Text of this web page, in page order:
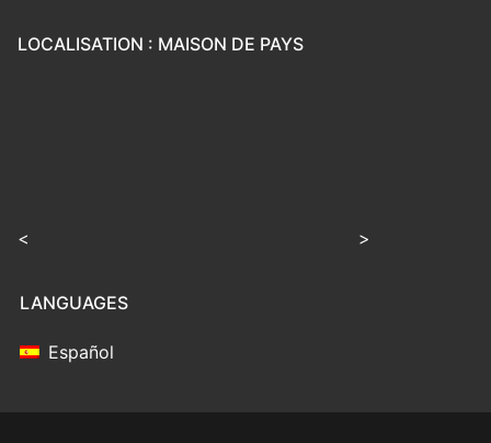
LOCALISATION : MAISON DE PAYS
< >
LANGUAGES
Español